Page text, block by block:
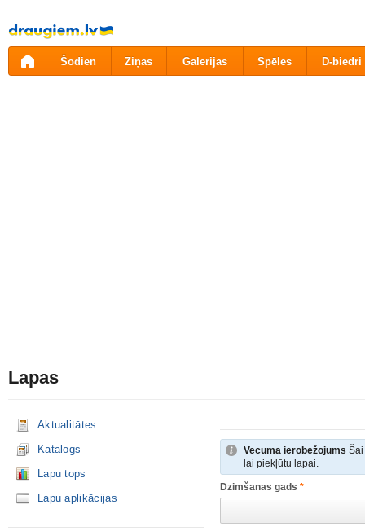
Pāriet
uz
saturu
Šodien Ziņas Galerijas Spēles D-biedri
Lapas
Aktualitātes
Katalogs
Lapu tops
Lapu aplikācijas
Vecuma ierobežojums Šai
lai piekļūtu lapai.
Dzimšanas gads *